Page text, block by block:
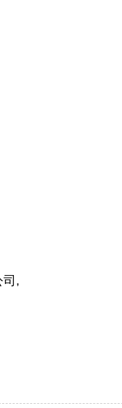
司,